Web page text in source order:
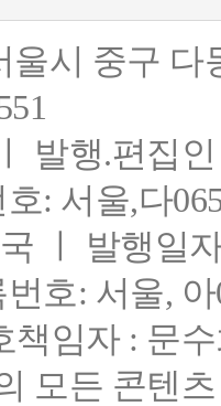
울시 중구
발행.편집
: 서울,다
ㅣ 발행일
호: 서울,
책임자 : 문
모든 콘텐